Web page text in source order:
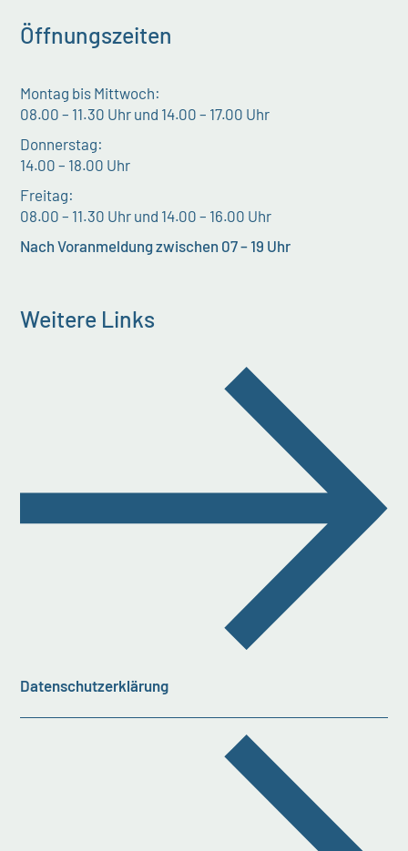
Öffnungszeiten
Montag bis Mittwoch:
08.00 – 11.30 Uhr und 14.00 – 17.00 Uhr
Donnerstag:
14.00 – 18.00 Uhr
Freitag:
08.00 – 11.30 Uhr und 14.00 – 16.00 Uhr
Nach Voranmeldung zwischen 07 – 19 Uhr
Weitere Links
Datenschutzerklärung